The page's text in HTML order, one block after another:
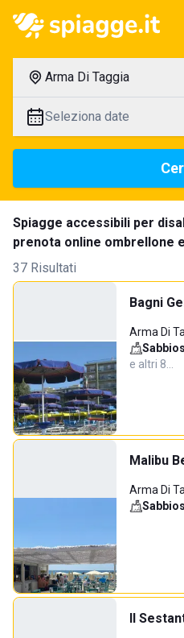
Arma Di Taggia
Seleziona date
Spiagge accessibili per
prenota online ombrellone
37 Risultati
Bagni
Arma Di
e altri 8…
Malibu
Arma Di
Il